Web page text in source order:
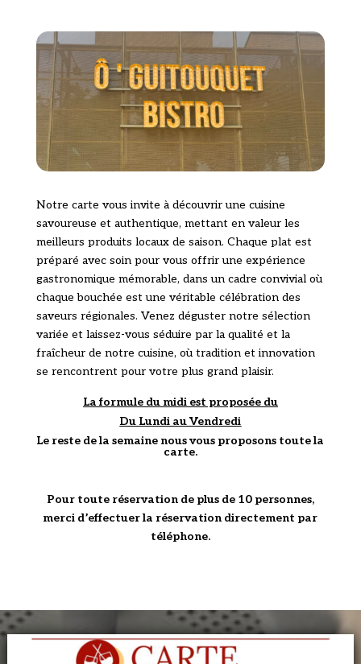
Notre carte vous invite à découvrir une cuisine
savoureuse et authentique, mettant en valeur les
meilleurs produits locaux de saison. Chaque plat est
préparé avec soin pour vous offrir une expérience
gastronomique mémorable, dans un cadre convivial où
chaque bouchée est une véritable célébration des
saveurs régionales. Venez déguster notre sélection
variée et laissez-vous séduire par la qualité et la
fraîcheur de notre cuisine, où tradition et innovation
se rencontrent pour votre plus grand plaisir.
La formule du midi est proposée du
Du Lundi au Vendredi
Le reste de la semaine nous vous proposons toute la
carte.
Pour toute réservation de plus de 10 personnes,
merci d’effectuer la réservation directement par
téléphone.